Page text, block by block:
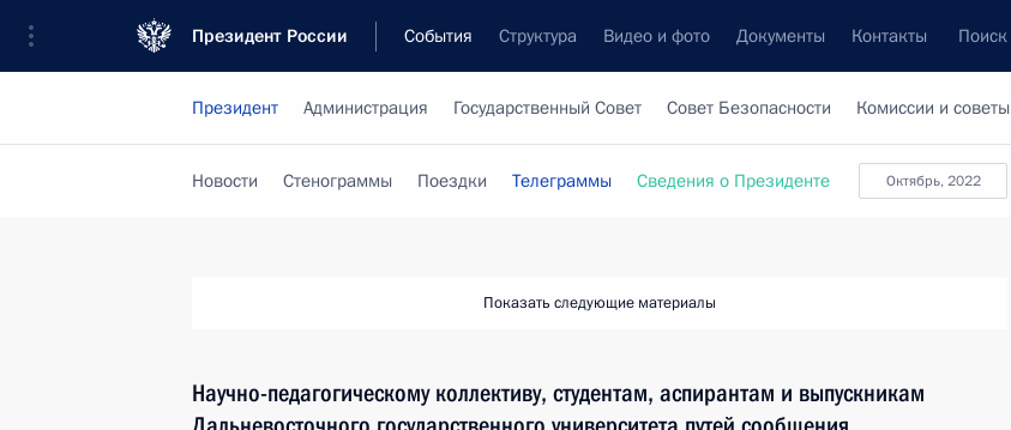
Президент России События Структура Видео и фото Документы Контакты Поиск
Президент Администрация Государственный Совет Совет Безопасности Комиссии и советы
Октябрь, 2022
Новости Стенограммы Поездки Телеграммы Сведения о Президенте
Показать следующие материалы
Научно-педагогическому коллективу, студентам, аспирантам и выпускникам